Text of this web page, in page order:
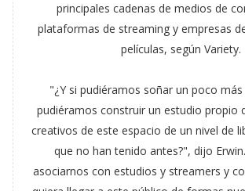
principales cadenas de medios de
plataformas de streaming y empresas
películas, según Variety.
"¿Y si pudiéramos soñar un poco más
pudiéramos construir un estudio propio
creativos de este espacio de un nivel de
que no han tenido antes?", dijo
asociarnos con estudios y streamers y